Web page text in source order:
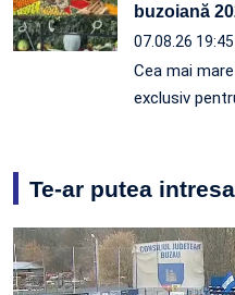
buzoiană
07.08.26 19:45
Cea mai
exclusiv
Te-ar putea